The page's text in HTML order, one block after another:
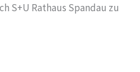
S+U Rathaus Spandau zu